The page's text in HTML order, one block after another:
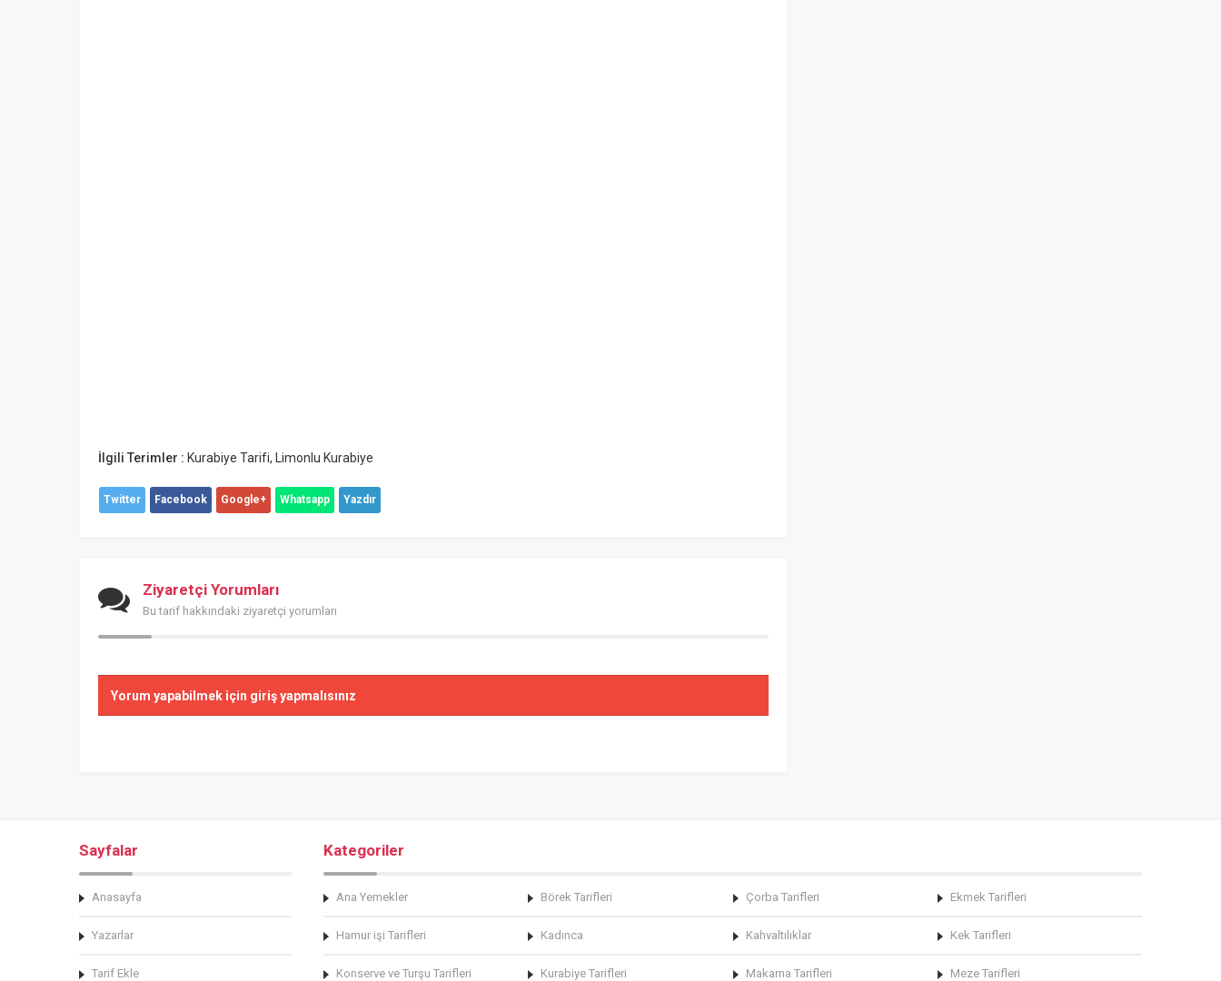
İlgili Terimler : Kurabiye Tarifi, Limonlu Kurabiye
Twitter Facebook Google+ Whatsapp Yazdır
Ziyaretçi Yorumları
Bu tarif hakkındaki ziyaretçi yorumları
Yorum yapabilmek için giriş yapmalısınız
Sayfalar
Anasayfa
Yazarlar
Tarif Ekle
Kategoriler
Ana Yemekler Börek Tarifleri Çorba Tarifleri Ekmek Tarifleri
Hamur işi Tarifleri Kadınca Kahvaltılıklar Kek Tarifleri
Konserve ve Turşu Tarifleri Kurabiye Tarifleri Makarna Tarifleri Meze Tarifleri